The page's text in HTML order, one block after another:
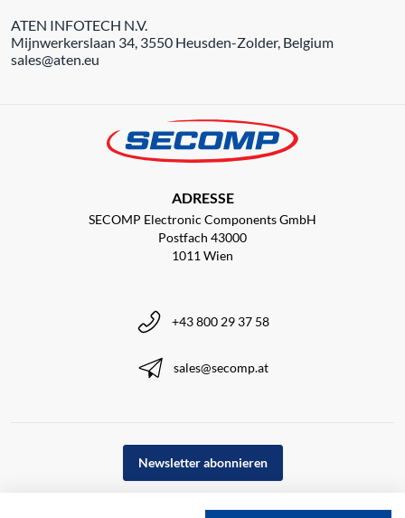
ATEN INFOTECH N.V.
Mijnwerkerslaan 34, 3550 Heusden-Zolder, Belgium
sales@aten.eu
ADRESSE
SECOMP Electronic Components GmbH
Postfach 43000
1011 Wien
+43 800 29 37 58
sales@secomp.at
Newsletter abonnieren